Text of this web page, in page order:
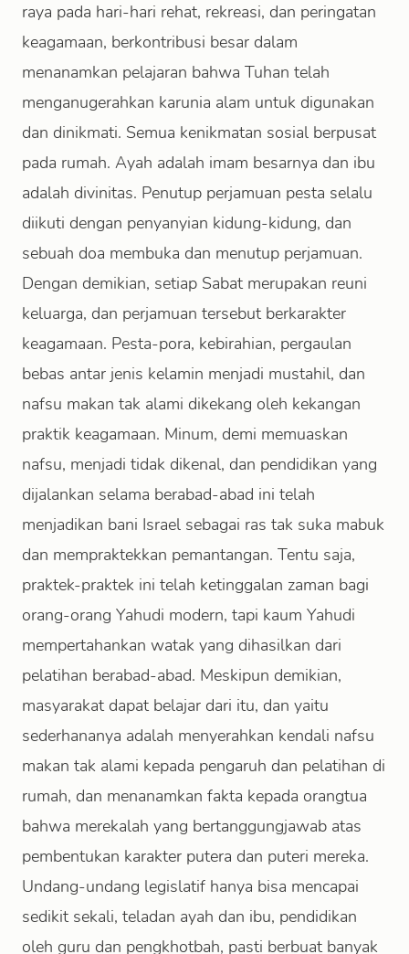
raya pada hari-hari rehat, rekreasi, dan peringatan
keagamaan, berkontribusi besar dalam
menanamkan pelajaran bahwa Tuhan telah
menganugerahkan karunia alam untuk digunakan
dan dinikmati. Semua kenikmatan sosial berpusat
pada rumah. Ayah adalah imam besarnya dan ibu
adalah divinitas. Penutup perjamuan pesta selalu
diikuti dengan penyanyian kidung-kidung, dan
sebuah doa membuka dan menutup perjamuan.
Dengan demikian, setiap Sabat merupakan reuni
keluarga, dan perjamuan tersebut berkarakter
keagamaan. Pesta-pora, kebirahian, pergaulan
bebas antar jenis kelamin menjadi mustahil, dan
nafsu makan tak alami dikekang oleh kekangan
praktik keagamaan. Minum, demi memuaskan
nafsu, menjadi tidak dikenal, dan pendidikan yang
dijalankan selama berabad-abad ini telah
menjadikan bani Israel sebagai ras tak suka mabuk
dan mempraktekkan pemantangan. Tentu saja,
praktek-praktek ini telah ketinggalan zaman bagi
orang-orang Yahudi modern, tapi kaum Yahudi
mempertahankan watak yang dihasilkan dari
pelatihan berabad-abad. Meskipun demikian,
masyarakat dapat belajar dari itu, dan yaitu
sederhananya adalah menyerahkan kendali nafsu
makan tak alami kepada pengaruh dan pelatihan di
rumah, dan menanamkan fakta kepada orangtua
bahwa merekalah yang bertanggungjawab atas
pembentukan karakter putera dan puteri mereka.
Undang-undang legislatif hanya bisa mencapai
sedikit sekali, teladan ayah dan ibu, pendidikan
oleh guru dan pengkhotbah, pasti berbuat banyak